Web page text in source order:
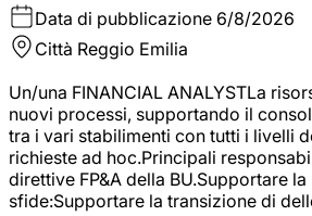
Data di pubblicazione 6/8/2026
Città Reggio Emilia
Un/una FINANCIAL ANALYSTLa
nuovi processi, supportando il
tra i vari stabilimenti con tutti i livelli
richieste ad hoc.Principali
direttive FP&A della BU.Supportare
sfide:Supportare la transizione di